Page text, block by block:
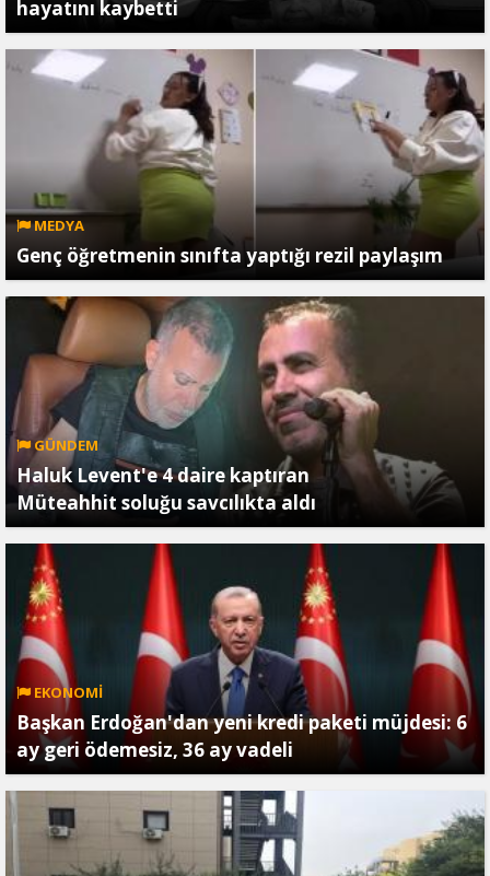
hayatını kaybetti
MEDYA
Genç öğretmenin sınıfta yaptığı rezil paylaşım
GÜNDEM
Haluk Levent'e 4 daire kaptıran
Müteahhit soluğu savcılıkta aldı
EKONOMİ
Başkan Erdoğan'dan yeni kredi paketi müjdesi: 6
ay geri ödemesiz, 36 ay vadeli